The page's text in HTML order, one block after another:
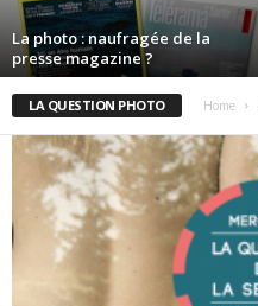
La photo : naufragée de la
presse magazine ?
LA QUESTION PHOTO Home